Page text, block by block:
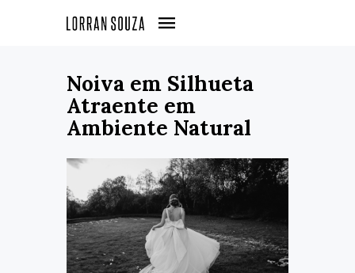
Noiva em Silhueta
Atraente em
Ambiente Natural